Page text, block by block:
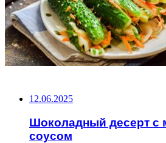
12.06.2025
Шоколадный десерт с
соусом